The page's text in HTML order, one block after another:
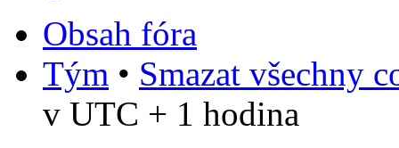
Obsah fóra
Tým • Smazat všechny
v UTC + 1 hodina